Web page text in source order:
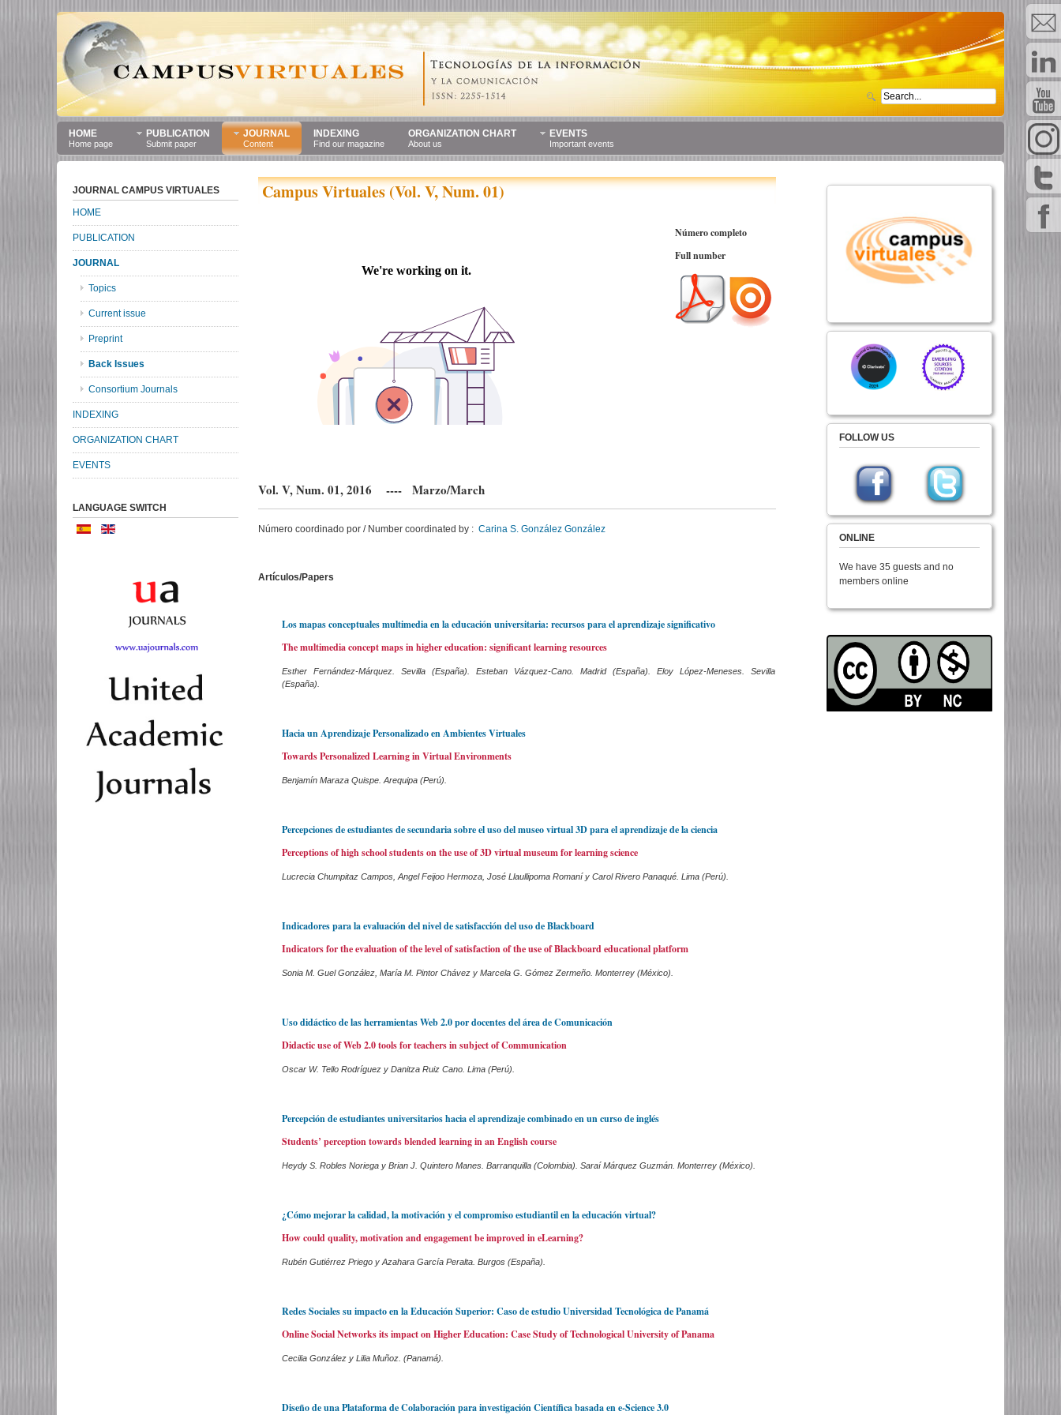
HOME
Home page
PUBLICATION
Submit paper
JOURNAL
Content
INDEXING
Find our magazine
ORGANIZATION CHART
About us
EVENTS
Important events
Campus Virtuales (Vol. V, Num. 01)
Número completo
Full number
Vol. V, Num. 01, 2016 ---- Marzo/March
Número coordinado por / Number coordinated by : Carina S. González González
Artículos/Papers
Los mapas conceptuales multimedia en la educación universitaria: recursos para el aprendizaje significativo
The multimedia concept maps in higher education: significant learning resources
Esther Fernández-Márquez. Sevilla (España). Esteban Vázquez-Cano. Madrid (España). Eloy López-Meneses. Sevilla
(España).
Hacia un Aprendizaje Personalizado en Ambientes Virtuales
Towards Personalized Learning in Virtual Environments
Benjamín Maraza Quispe. Arequipa (Perú).
Percepciones de estudiantes de secundaria sobre el uso del museo virtual 3D para el aprendizaje de la ciencia
Perceptions of high school students on the use of 3D virtual museum for learning science
Lucrecia Chumpitaz Campos, Angel Feijoo Hermoza, José Llaullipoma Romaní y Carol Rivero Panaqué. Lima (Perú).
Indicadores para la evaluación del nivel de satisfacción del uso de Blackboard
Indicators for the evaluation of the level of satisfaction of the use of Blackboard educational platform
Sonia M. Guel González, María M. Pintor Chávez y Marcela G. Gómez Zermeño. Monterrey (México).
Uso didáctico de las herramientas Web 2.0 por docentes del área de Comunicación
Didactic use of Web 2.0 tools for teachers in subject of Communication
Oscar W. Tello Rodríguez y Danitza Ruiz Cano. Lima (Perú).
Percepción de estudiantes universitarios hacia el aprendizaje combinado en un curso de inglés
Students’ perception towards blended learning in an English course
Heydy S. Robles Noriega y Brian J. Quintero Manes. Barranquilla (Colombia). Saraí Márquez Guzmán. Monterrey (México).
¿Cómo mejorar la calidad, la motivación y el compromiso estudiantil en la educación virtual?
How could quality, motivation and engagement be improved in eLearning?
Rubén Gutiérrez Priego y Azahara García Peralta. Burgos (España).
Redes Sociales su impacto en la Educación Superior: Caso de estudio Universidad Tecnológica de Panamá
Online Social Networks its impact on Higher Education: Case Study of Technological University of Panama
Cecilia González y Lilia Muñoz. (Panamá).
Diseño de una Plataforma de Colaboración para investigación Científica basada en e-Science 3.0
JOURNAL CAMPUS VIRTUALES
HOME
PUBLICATION
JOURNAL
Topics
Current issue
Preprint
Back Issues
Consortium Journals
INDEXING
ORGANIZATION CHART
EVENTS
LANGUAGE SWITCH
FOLLOW US
ONLINE
We have 35 guests and no
members online